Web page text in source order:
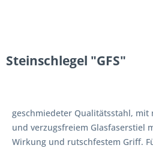
Steinschlegel "GFS"
geschmiedeter Qualitätsstahl, mit
und verzugsfreiem Glasfaserstiel
Wirkung und rutschfestem Griff.